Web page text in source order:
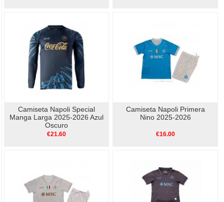
Camiseta Napoli Special
Manga Larga 2025-2026 Azul
Oscuro
€21.60
Camiseta Napoli Primera
Nino 2025-2026
€16.00